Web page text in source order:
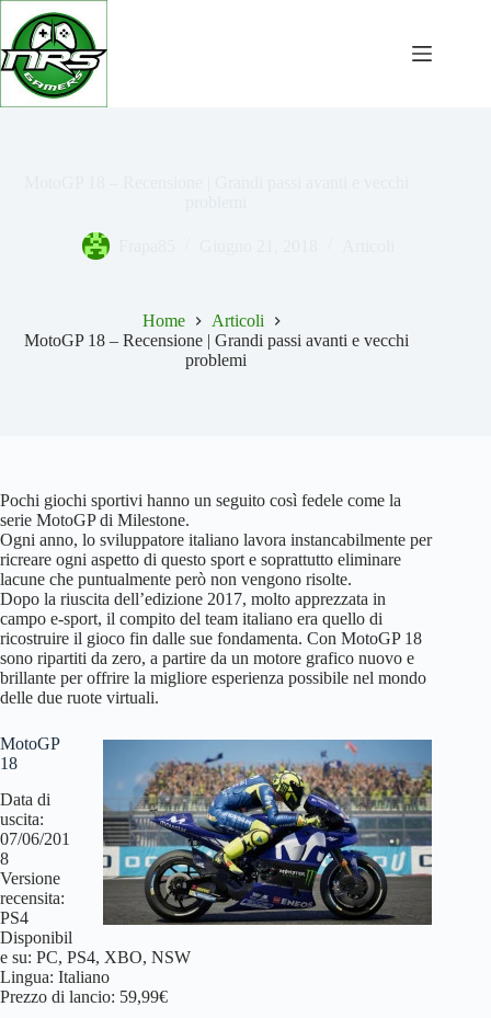
Salta
contenuto
Home
Articoli
MotoGP 18 – Recensione | Grandi passi avanti e vecchi
problemi
Pochi giochi sportivi hanno un seguito così fedele come la
serie MotoGP di Milestone.
Ogni anno, lo sviluppatore italiano lavora instancabilmente per
ricreare ogni aspetto di questo sport e soprattutto eliminare
lacune che puntualmente però non vengono risolte.
Dopo la riuscita dell’edizione 2017, molto apprezzata in
campo e-sport, il compito del team italiano era quello di
ricostruire il gioco fin dalle sue fondamenta. Con MotoGP 18
sono ripartiti da zero, a partire da un motore grafico nuovo e
brillante per offrire la migliore esperienza possibile nel mondo
delle due ruote virtuali.
MotoGP
18
Data di
uscita:
07/06/201
8
Versione
recensita:
PS4
Disponibil
e su: PC, PS4, XBO, NSW
Lingua: Italiano
Prezzo di lancio: 59,99€